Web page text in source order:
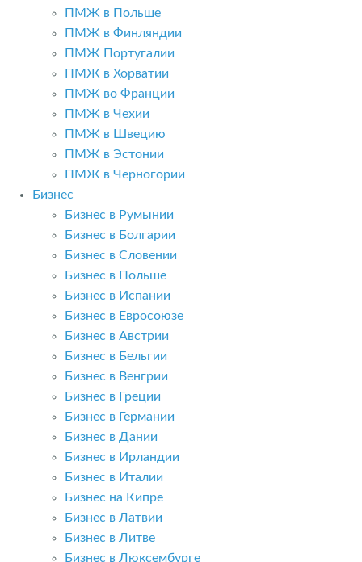
ПМЖ в Польше
ПМЖ в Финляндии
ПМЖ Португалии
ПМЖ в Хорватии
ПМЖ во Франции
ПМЖ в Чехии
ПМЖ в Швецию
ПМЖ в Эстонии
ПМЖ в Черногории
Бизнес
Бизнес в Румынии
Бизнес в Болгарии
Бизнес в Словении
Бизнес в Польше
Бизнес в Испании
Бизнес в Евросоюзе
Бизнес в Австрии
Бизнес в Бельгии
Бизнес в Венгрии
Бизнес в Греции
Бизнес в Германии
Бизнес в Дании
Бизнес в Ирландии
Бизнес в Италии
Бизнес на Кипре
Бизнес в Латвии
Бизнес в Литве
Бизнес в Люксембурге